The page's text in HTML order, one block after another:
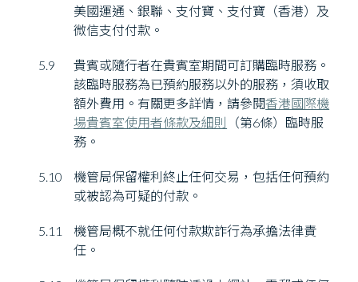
美國運通、銀聯、支付寶、支付寶（香港）及
微信支付付款。
5.9
貴賓或隨行者在貴賓室期間可訂購臨時服務。
該臨時服務為已預約服務以外的服務，須收取
額外費用。有關更多詳情，請參閱香港國際機
場貴賓室使用者條款及細則
（第6條）臨時服
務。
5.10
機管局保留權利終止任何交易，包括任何預約
或被認為可疑的付款。
5.11
機管局概不就任何付款欺詐行為承擔法律責
任。